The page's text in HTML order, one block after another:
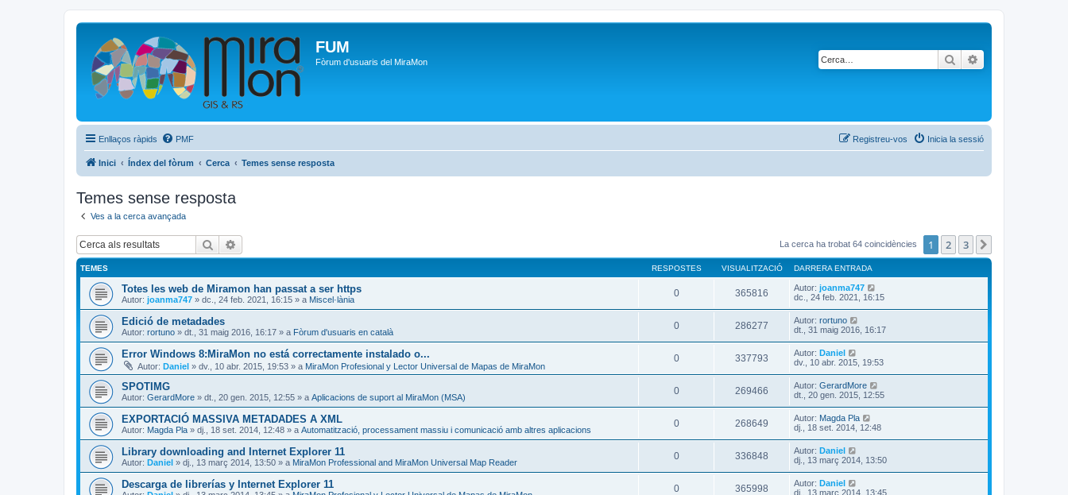
FUM
Fòrum d'usuaris del MiraMon Cerca
Enllaços ràpids PMF Inicia la sessió
Registreu-vos
Inici Índex del fòrum Cerca Temes sense resposta
Temes sense resposta
Ves a la cerca avançada
Cerca La cerca ha trobat 64 coincidències 1 2 3
TEMES RESPOSTES VISUALITZACIÓ DARRERA ENTRADA
Totes les web de Miramon han passat a ser https
Autor: joanma747 » dc., 24 feb. 2021, 16:15 » a Miscel·lània
0 365816 Autor: joanma747
dc., 24 feb. 2021, 16:15
Edició de metadades
Autor: rortuno » dt., 31 maig 2016, 16:17 » a Fòrum d'usuaris en català
0 286277 Autor: rortuno
dt., 31 maig 2016, 16:17
Error Windows 8:MiraMon no está correctamente instalado o...
Autor: Daniel » dv., 10 abr. 2015, 19:53 » a MiraMon Profesional y Lector Universal de Mapas de MiraMon
0 337793 Autor: Daniel
dv., 10 abr. 2015, 19:53
SPOTIMG
Autor: GerardMore » dt., 20 gen. 2015, 12:55 » a Aplicacions de suport al MiraMon (MSA)
0 269466 Autor: GerardMore
dt., 20 gen. 2015, 12:55
EXPORTACIÓ MASSIVA METADADES A XML
Autor: Magda Pla » dj., 18 set. 2014, 12:48 » a Automatització, processament massiu i comunicació amb altres aplicacions
0 268649 Autor: Magda Pla
dj., 18 set. 2014, 12:48
Library downloading and Internet Explorer 11
Autor: Daniel » dj., 13 març 2014, 13:50 » a MiraMon Professional and MiraMon Universal Map Reader
0 336848 Autor: Daniel
dj., 13 març 2014, 13:50
Descarga de librerías y Internet Explorer 11 0 365998 Autor: Daniel
dj., 13 març 2014, 13:45